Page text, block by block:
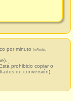
por minuto (m³/min,
Está prohibido copiar o
de conversión).